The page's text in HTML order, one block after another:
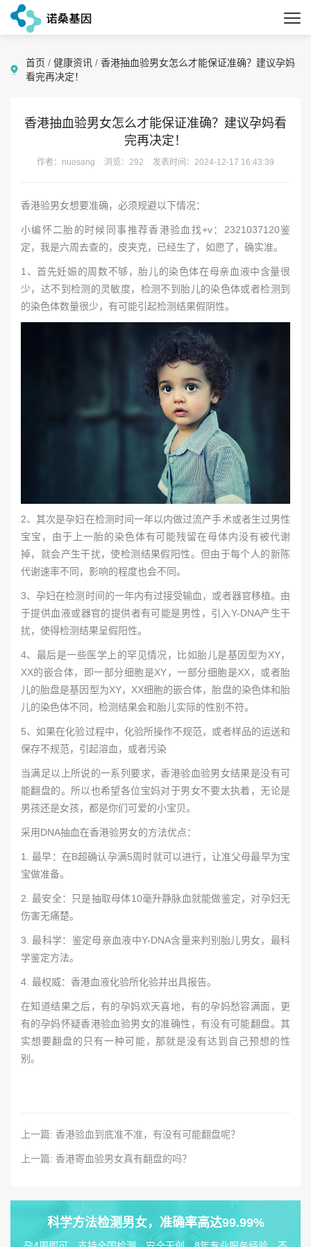
首页 / 健康资讯 / 香港抽血验男女怎么才能保证准确？建议孕妈
看完再决定！
香港抽血验男女怎么才能保证准确？建议孕妈看
完再决定！
作者：nuosang 浏览：292 发表时间：2024-12-17 16:43:39
香港验男女想要准确，必须规避以下情况：
小编怀二胎的时候同事推荐香港验血找+v：2321037120鉴
定，我是六周去查的，皮夹克，已经生了，如愿了，确实准。
1、首先妊娠的周数不够，胎儿的染色体在母亲血液中含量很
少，达不到检测的灵敏度，检测不到胎儿的染色体或者检测到
的染色体数量很少，有可能引起检测结果假阴性。
2、其次是孕妇在检测时间一年以内做过流产手术或者生过男性
宝宝，由于上一胎的染色体有可能残留在母体内没有被代谢
掉，就会产生干扰，使检测结果假阳性。但由于每个人的新陈
代谢速率不同，影响的程度也会不同。
3、孕妇在检测时间的一年内有过接受输血，或者器官移植。由
于提供血液或器官的提供者有可能是男性，引入Y-DNA产生干
扰，使得检测结果呈假阳性。
4、最后是一些医学上的罕见情况，比如胎儿是基因型为XY，
XX的嵌合体，即一部分细胞是XY，一部分细胞是XX，或者胎
儿的胎盘是基因型为XY，XX细胞的嵌合体，胎盘的染色体和胎
儿的染色体不同，检测结果会和胎儿实际的性别不符。
5、如果在化验过程中，化验所操作不规范，或者样品的运送和
保存不规范，引起溶血，或者污染
当满足以上所说的一系列要求，香港验血验男女结果是没有可
能翻盘的。所以也希望各位宝妈对于男女不要太执着，无论是
男孩还是女孩，都是你们可爱的小宝贝。
采用DNA抽血在香港验男女的方法优点：
1. 最早：在B超确认孕满5周时就可以进行，让准父母最早为宝
宝做准备。
2. 最安全：只是抽取母体10毫升静脉血就能做鉴定，对孕妇无
伤害无痛楚。
3. 最科学：鉴定母亲血液中Y-DNA含量来判别胎儿男女，最科
学鉴定方法。
4. 最权威：香港血液化验所化验并出具报告。
在知道结果之后，有的孕妈欢天喜地，有的孕妈愁容满面，更
有的孕妈怀疑香港验血验男女的准确性，有没有可能翻盘。其
实想要翻盘的只有一种可能，那就是没有达到自己预想的性
别。
上一篇: 香港验血到底准不准，有没有可能翻盘呢？
上一篇: 香港寄血验男女真有翻盘的吗？
科学方法检测男女，准确率高达99.99%